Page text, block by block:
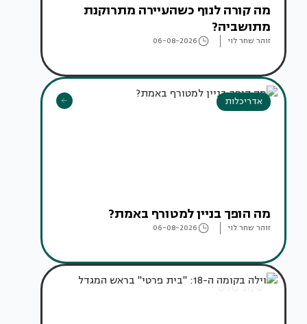
מה קורה לנוף כשהעיירה מתרוקנת
מתושביה?
זוהר שחר לוי 06-08-2026
אדריכלות
מה הופך בניין למטורף באמת?
זוהר שחר לוי 06-08-2026
עיצוב בתים